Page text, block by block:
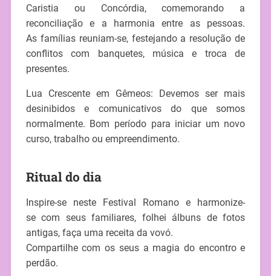
Caristia ou Concórdia, comemorando a
reconciliação e a harmonia entre as pessoas.
As famílias reuniam-se, festejando a resolução de
conflitos com banquetes, música e troca de
presentes.
Lua Crescente em Gêmeos: Devemos ser mais
desinibidos e comunicativos do que somos
normalmente. Bom período para iniciar um novo
curso, trabalho ou empreendimento.
Ritual do dia
Inspire-se neste Festival Romano e harmonize-
se com seus familiares, folhei álbuns de fotos
antigas, faça uma receita da vovó.
Compartilhe com os seus a magia do encontro e
perdão.